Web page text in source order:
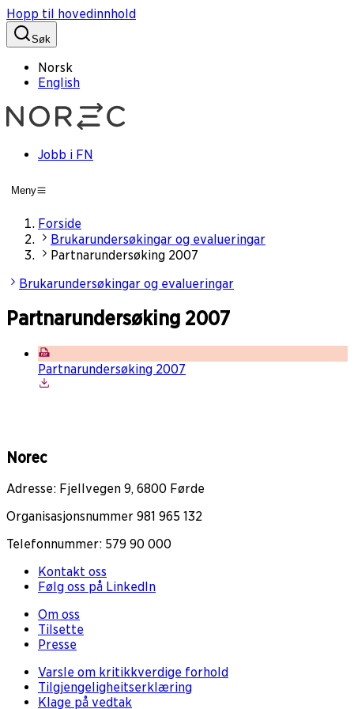
Hopp til hovedinnhold
Søk
Norsk
English
Jobb i FN
Meny
Forside
Brukarundersøkingar og evalueringar
Partnarundersøking 2007
Brukarundersøkingar og evalueringar
Partnarundersøking 2007
Partnarundersøking 2007
Norec
Adresse: Fjellvegen 9, 6800 Førde
Organisasjonsnummer 981 965 132
Telefonnummer: 579 90 000
Kontakt oss
Følg oss på LinkedIn
Om oss
Tilsette
Presse
Varsle om kritikkverdige forhold
Tilgjengeligheitserklæring
Klage på vedtak